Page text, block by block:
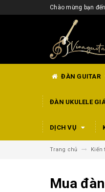
Chào mừng bạn
ĐÀN GUITAR
ĐÀN UKULELE
DỊCH VỤ
Trang chủ Kiến
Mua